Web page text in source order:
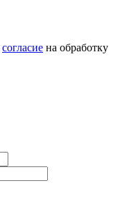
согласие на обработку